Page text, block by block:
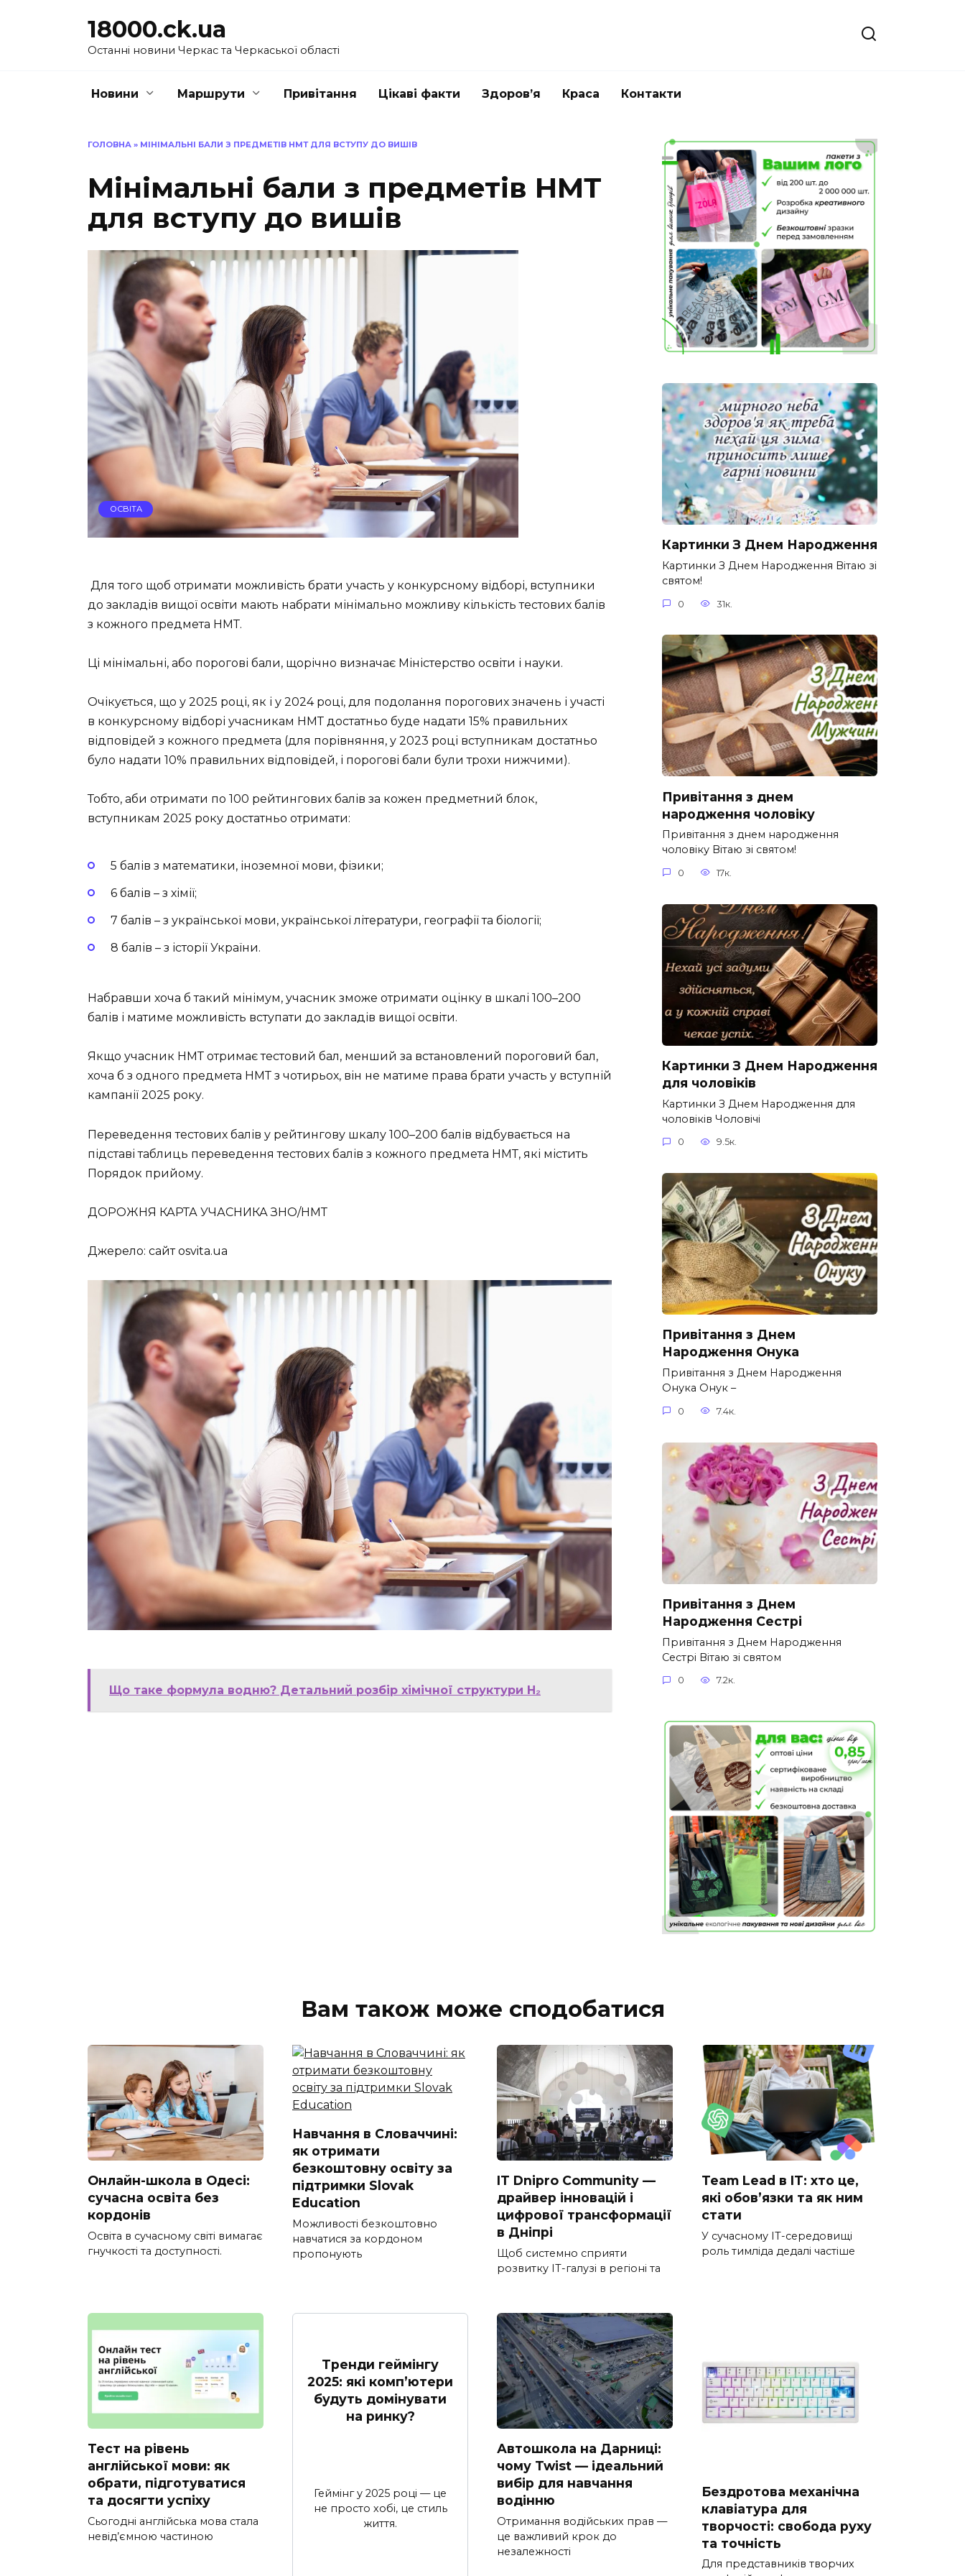
18000.ck.ua
Останні новини Черкас та Черкаської області
Новини Маршрути Привітання Цікаві факти Здоров’я Краса Контакти
ГОЛОВНА » МІНІМАЛЬНІ БАЛИ З ПРЕДМЕТІВ НМТ ДЛЯ ВСТУПУ ДО ВИШІВ
Мінімальні бали з предметів НМТ
для вступу до вишів
ОСВІТА
Для того щоб отримати можливість брати участь у конкурсному відборі, вступники
до закладів вищої освіти мають набрати мінімально можливу кількість тестових балів
з кожного предмета НМТ.
Ці мінімальні, або порогові бали, щорічно визначає Міністерство освіти і науки.
Очікується, що у 2025 році, як і у 2024 році, для подолання порогових значень і участі
в конкурсному відборі учасникам НМТ достатньо буде надати 15% правильних
відповідей з кожного предмета (для порівняння, у 2023 році вступникам достатньо
було надати 10% правильних відповідей, і порогові бали були трохи нижчими).
Тобто, аби отримати по 100 рейтингових балів за кожен предметний блок,
вступникам 2025 року достатньо отримати:
5 балів з математики, іноземної мови, фізики;
6 балів – з хімії;
7 балів – з української мови, української літератури, географії та біології;
8 балів – з історії України.
Набравши хоча б такий мінімум, учасник зможе отримати оцінку в шкалі 100–200
балів і матиме можливість вступати до закладів вищої освіти.
Якщо учасник НМТ отримає тестовий бал, менший за встановлений пороговий бал,
хоча б з одного предмета НМТ з чотирьох, він не матиме права брати участь у вступній
кампанії 2025 року.
Переведення тестових балів у рейтингову шкалу 100–200 балів відбувається на
підставі таблиць переведення тестових балів з кожного предмета НМТ, які містить
Порядок прийому.
ДОРОЖНЯ КАРТА УЧАСНИКА ЗНО/НМТ
Джерело: сайт osvita.ua
Що таке формула водню? Детальний розбір хімічної структури H₂
Картинки З Днем Народження
Картинки З Днем Народження Вітаю зі
святом!
0 31к.
Привітання з днем
народження чоловіку
Привітання з днем народження
чоловіку Вітаю зі святом!
0 17к.
Картинки З Днем Народження
для чоловіків​
Картинки З Днем Народження для
чоловіків​ Чоловічі
0 9.5к.
Привітання з Днем
Народження Онука
Привітання з Днем Народження
Онука Онук –
0 7.4к.
Привітання з Днем
Народження Сестрі
Привітання з Днем Народження
Сестрі Вітаю зі святом
0 7.2к.
Вам також може сподобатися
Онлайн-школа в Одесі:
сучасна освіта без
кордонів
Освіта в сучасному світі вимагає
гнучкості та доступності.
Навчання в Словаччині:
як отримати
безкоштовну освіту за
підтримки Slovak
Education
Можливості безкоштовно
навчатися за кордоном
пропонують
IT Dnipro Community —
драйвер інновацій і
цифрової трансформації
в Дніпрі
Щоб системно сприяти
розвитку ІТ-галузі в регіоні та
Team Lead в IT: хто це,
які обов’язки та як ним
стати
У сучасному IT-середовищі
роль тимліда дедалі частіше
Тест на рівень
англійської мови: як
обрати, підготуватися
та досягти успіху
Сьогодні англійська мова стала
невід’ємною частиною
Тренди геймінгу
2025: які комп’ютери
будуть домінувати
на ринку?
Геймінг у 2025 році — це
не просто хобі, це стиль
життя.
Автошкола на Дарниці:
чому Twist — ідеальний
вибір для навчання
водінню
Отримання водійських прав —
це важливий крок до
незалежності
Бездротова механічна
клавіатура для
творчості: свобода руху
та точність
Для представників творчих